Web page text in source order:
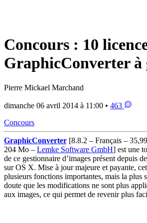
Concours : 10
GraphicConverter à
Pierre Mickael Marchand
dimanche 06 avril 2014 à 11:00 • 463
Concours
GraphicConverter [8.8.2 – Français –
204 Mo – Lemke Software GmbH] est une
de ce gestionnaire d’images présent depuis
sur OS X. Mise à jour majeure et payante,
plusieurs fonctions importantes, mais la plus
doute que les modifications ne sont plus
aux images, ce qui permet de revenir plus